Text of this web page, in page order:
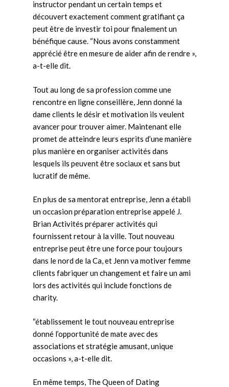
instructor pendant un certain temps et
découvert exactement comment gratifiant ça
peut être de investir toi pour finalement un
bénéfique cause. “Nous avons constamment
apprécié être en mesure de aider afin de rendre »,
a-t-elle dit.
Tout au long de sa profession comme une
rencontre en ligne conseillère, Jenn donné la
dame clients le désir et motivation ils veulent
avancer pour trouver aimer. Maintenant elle
promet de atteindre leurs esprits d’une manière
plus manière en organiser activités dans
lesquels ils peuvent être sociaux et sans but
lucratif de même.
En plus de sa mentorat entreprise, Jenn a établi
un occasion préparation entreprise appelé J.
Brian Activités préparer activités qui
fournissent retour à la ville. Tout nouveau
entreprise peut être une force pour toujours
dans le nord de la Ca, et Jenn va motiver femme
clients fabriquer un changement et faire un ami
lors des activités qui include fonctions de
charity.
“établissement le tout nouveau entreprise
donné l’opportunité de mate avec des
associations et stratégie amusant, unique
occasions », a-t-elle dit.
En même temps, The Queen of Dating